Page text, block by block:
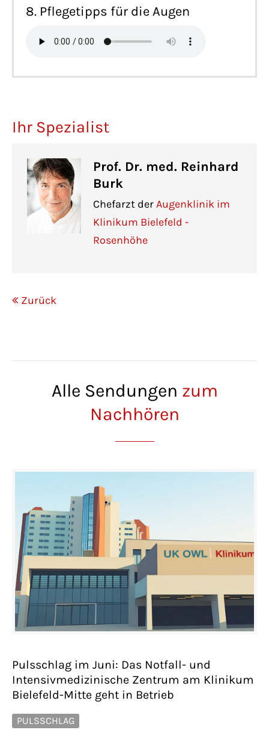
8. Pflegetipps für die Augen
Ihr Spezialist
Prof. Dr. med. Reinhard
Burk
Chefarzt derAugenklinik im
Klinikum Bielefeld -
Rosenhöhe
Zurück
Alle Sendungen zum
Nachhören
Pulsschlag im Juni: Das Notfall- und
Intensivmedizinische Zentrum am Klinikum
Bielefeld-Mitte geht in Betrieb
PULSSCHLAG